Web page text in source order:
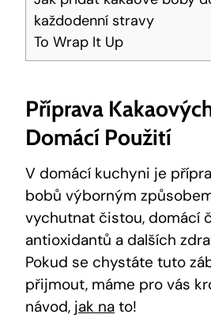
každodenní stravy
To Wrap It Up
Příprava
Domácí Použití
V domácí kuchyni je
bobů výborným
vychutnat ⁤čistou, domácí
antioxidantů a dalších
Pokud se chystáte tuto
přijmout, máme pro vás
návod, ‍ jak na to!